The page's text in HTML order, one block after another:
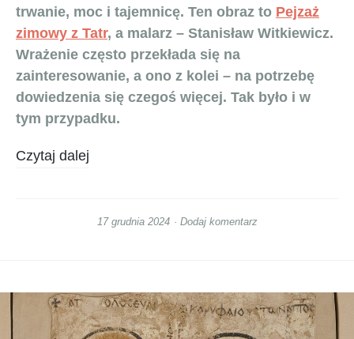
trwanie, moc i tajemnicę. Ten obraz to Pejzaż
zimowy z Tatr, a malarz – Stanisław Witkiewicz.
Wrażenie często przekłada się na
zainteresowanie, a ono z kolei – na potrzebę
dowiedzenia się czegoś więcej. Tak było i w
tym przypadku.
Czytaj dalej
17 grudnia 2024 Dodaj komentarz